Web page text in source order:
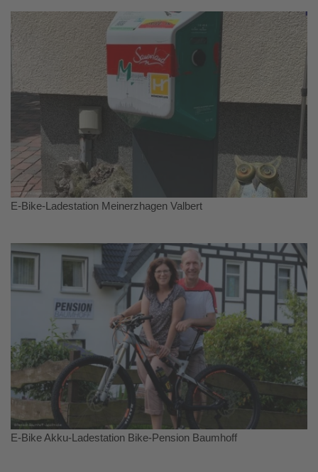
E-Bike-Ladestation Meinerzhagen Valbert
E-Bike Akku-Ladestation Bike-Pension Baumhoff